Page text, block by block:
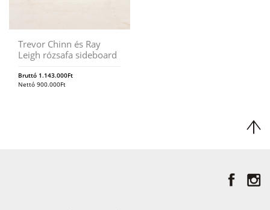
Trevor Chinn és Ray
Leigh rózsafa sideboard
Bruttó 1.143.000Ft
Nettó 900.000Ft